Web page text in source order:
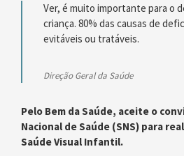
Ver, é muito importante para o
criança. 80% das causas de
evitáveis ou tratáveis.
Direção Geral da Saúde
Pelo Bem da Saúde, aceite o
Nacional de Saúde (SNS) para
Saúde Visual Infantil.